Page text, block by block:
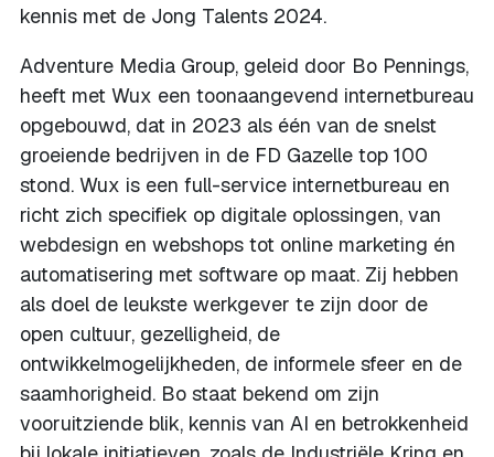
kennis met de Jong Talents 2024.
Adventure Media Group, geleid door Bo Pennings,
heeft met Wux een toonaangevend internetbureau
opgebouwd, dat in 2023 als één van de snelst
groeiende bedrijven in de FD Gazelle top 100
stond. Wux is een full-service internetbureau en
richt zich specifiek op digitale oplossingen, van
webdesign en webshops tot online marketing én
automatisering met software op maat. Zij hebben
als doel de leukste werkgever te zijn door de
open cultuur, gezelligheid, de
ontwikkelmogelijkheden, de informele sfeer en de
saamhorigheid. Bo staat bekend om zijn
vooruitziende blik, kennis van AI en betrokkenheid